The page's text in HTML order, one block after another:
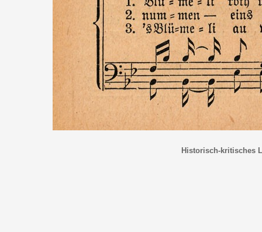
Historisch-kritisches